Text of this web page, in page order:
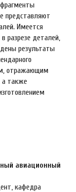
представляют
Имеется
разрезе деталей,
результаты
отражающим
а также
авиационный
кафедра